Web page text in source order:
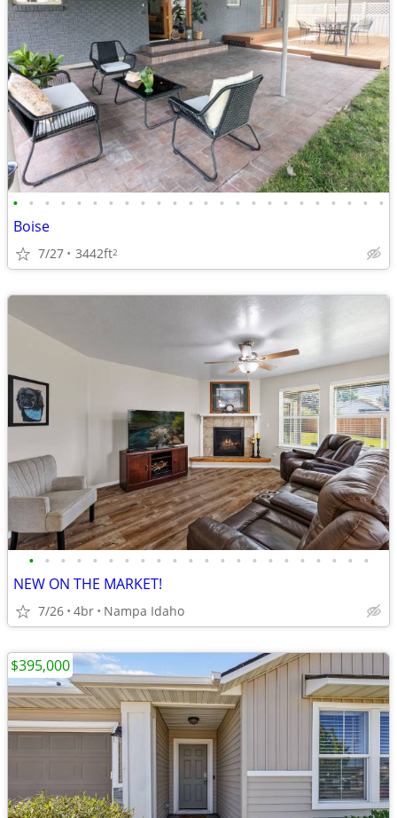
• • • • • • • • • • • • • • • • • • • • • • • •
Boise
7/27 3442ft2
• • • • • • • • • • • • • • • • • • • • • •
NEW ON THE MARKET!
7/26 4br Nampa Idaho
$395,000